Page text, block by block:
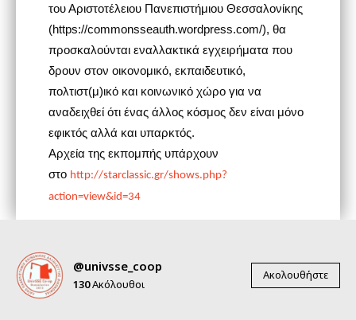
του Αριστοτέλειου Πανεπιστήμιου Θεσσαλονίκης
(https://commonsseauth.wordpress.com/), θα
προσκαλούνται εναλλακτικά εγχειρήματα που
δρουν στον οικονομικό, εκπαιδευτικό,
πολτιστ(μ)ικό και κοινωνικό χώρο για να
αναδειχθεί ότι ένας άλλος κόσμος δεν είναι μόνο
εφικτός αλλά και υπαρκτός.
Αρχεία της εκπομπής υπάρχουν
στο http://starclassic.gr/shows.php?
action=view&id=34
@univsse_coop
130Ακόλουθοι
Ακολουθήστε